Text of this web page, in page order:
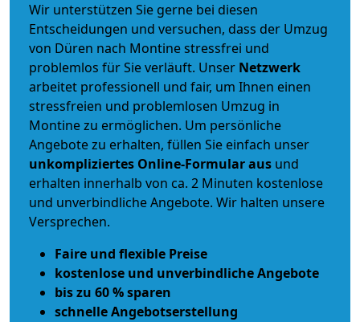
Wir unterstützen Sie gerne bei diesen
Entscheidungen und versuchen, dass der Umzug
von Düren nach Montine stressfrei und
problemlos für Sie verläuft. Unser Netzwerk
arbeitet professionell und fair, um Ihnen einen
stressfreien und problemlosen Umzug in
Montine zu ermöglichen. Um persönliche
Angebote zu erhalten, füllen Sie einfach unser
unkompliziertes Online-Formular aus und
erhalten innerhalb von ca. 2 Minuten kostenlose
und unverbindliche Angebote. Wir halten unsere
Versprechen.
Faire und flexible Preise
kostenlose und unverbindliche Angebote
bis zu 60 % sparen
schnelle Angebotserstellung